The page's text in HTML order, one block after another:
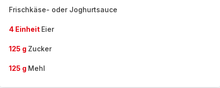
Frischkäse- oder Joghurtsauce
4 Einheit Eier
125 g Zucker
125 g Mehl